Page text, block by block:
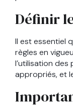
Définir
Il est essentiel
règles en
l’utilisation
appropriés, et